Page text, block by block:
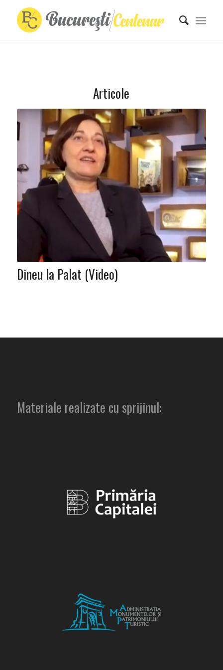
Articole
Dineu la Palat (Video)
Materiale realizate cu sprijinul: